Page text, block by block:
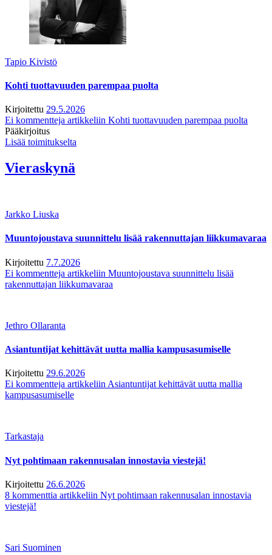
Tapio Kivistö
Kohti tuottavuuden parempaa puolta
Kirjoitettu 29.5.2026
Ei kommentteja artikkeliin Kohti tuottavuuden parempaa puolta
Pääkirjoitus
Lisää toimitukselta
Vieraskynä
Jarkko Liuska
Muuntojoustava suunnittelu lisää rakennuttajan liikkumavaraa
Kirjoitettu 7.7.2026
Ei kommentteja artikkeliin Muuntojoustava suunnittelu lisää
rakennuttajan liikkumavaraa
Jethro Ollaranta
Asiantuntijat kehittävät uutta mallia kampusasumiselle
Kirjoitettu 29.6.2026
Ei kommentteja artikkeliin Asiantuntijat kehittävät uutta mallia
kampusasumiselle
Tarkastaja
Nyt pohtimaan rakennusalan innostavia viestejä!
Kirjoitettu 26.6.2026
8 kommenttia artikkeliin Nyt pohtimaan rakennusalan innostavia
viestejä!
Sari Suominen